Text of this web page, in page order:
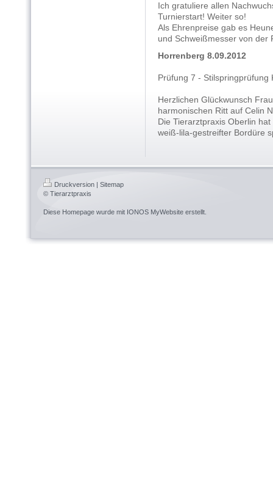
Ich gratuliere allen
Turnierstart! Weiter so!
Als Ehrenpreise gab es
und Schweißmesser von der
Horrenberg 8.09.2012
Prüfung 7 - Stilspringprüfung
Herzlichen Glückwunsch
harmonischen Ritt auf Celin
Die Tierarztpraxis Oberlin
weiß-lila-gestreifter Bordüre
Druckversion
Sitemap
© Tierarztpraxis
Diese Homepage wurde mit IONOS MyWebsite erstellt.